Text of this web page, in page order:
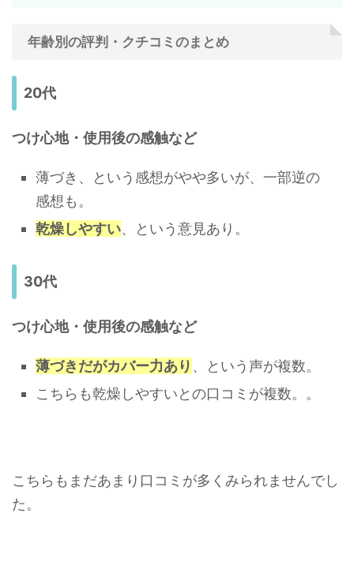
年齢別の評判・クチコミのまとめ
20代
つけ心地・使用後の感触など
薄づき、という感想がやや多いが、一部逆の
感想も。
乾燥しやすい、という意見あり。
30代
つけ心地・使用後の感触など
薄づきだがカバー力あり 、という声が複数。
こちらも乾燥しやすいとの口コミが複数。。
こちらもまだあまり口コミが多くみられませんでし
た。